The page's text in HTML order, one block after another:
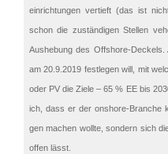
ein­rich­tun­gen vertieft (das ist
schon die zustän­di­gen Stellen
Aushe­bung des Offshore-
am 20.9.2019 festle­gen will, mit
oder PV die Ziele – 65 % EE bis
ich, dass er der onshore-Branche
gen machen wollte, sondern sich
offen lässt.